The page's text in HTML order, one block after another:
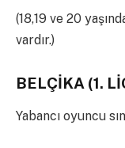
(18,19 ve 20
vardır.)
BELÇİKA (1.
Yabancı oyuncu